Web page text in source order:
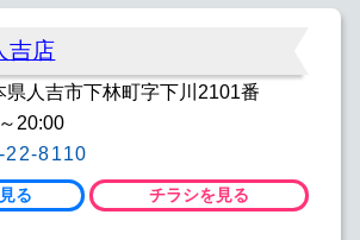
吉店
県人吉市下林町字下川2101番
20:00
22-8110
る チラシを見る